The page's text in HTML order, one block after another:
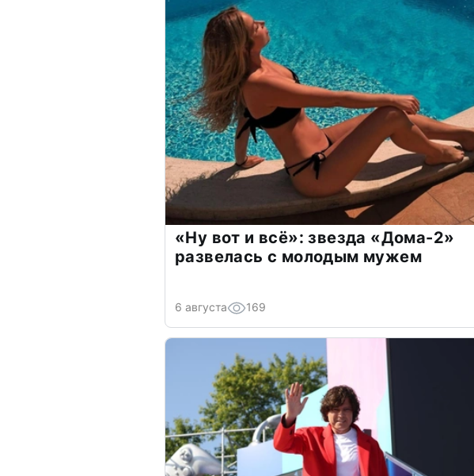
«Ну вот и всё»: звезда «Дома-2»
развелась с молодым мужем
6 августа 169